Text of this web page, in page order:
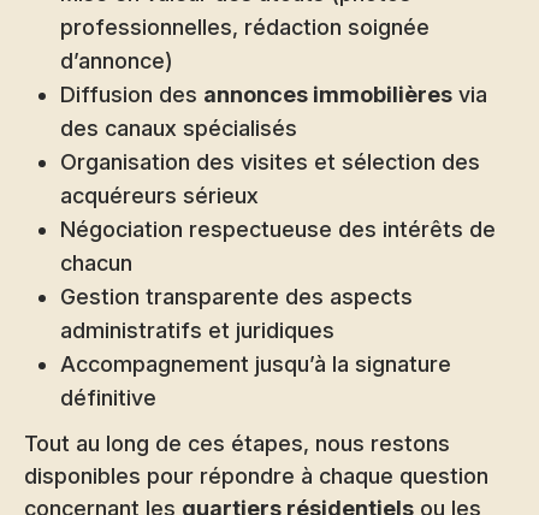
professionnelles, rédaction soignée
d’annonce)
Diffusion des annonces immobilières via
des canaux spécialisés
Organisation des visites et sélection des
acquéreurs sérieux
Négociation respectueuse des intérêts de
chacun
Gestion transparente des aspects
administratifs et juridiques
Accompagnement jusqu’à la signature
définitive
Tout au long de ces étapes, nous restons
disponibles pour répondre à chaque question
concernant les quartiers résidentiels ou les